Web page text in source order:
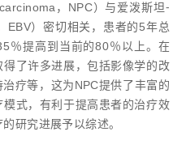
，NPC）与爱泼斯坦⁃
EBV）密切相关，患者的5年总
％提高到当前的80％以上。在
了许多进展，包括影像学的改
疗等，这为NPC提供了丰富的
式，有利于提高患者的治疗效
研究进展予以综述。